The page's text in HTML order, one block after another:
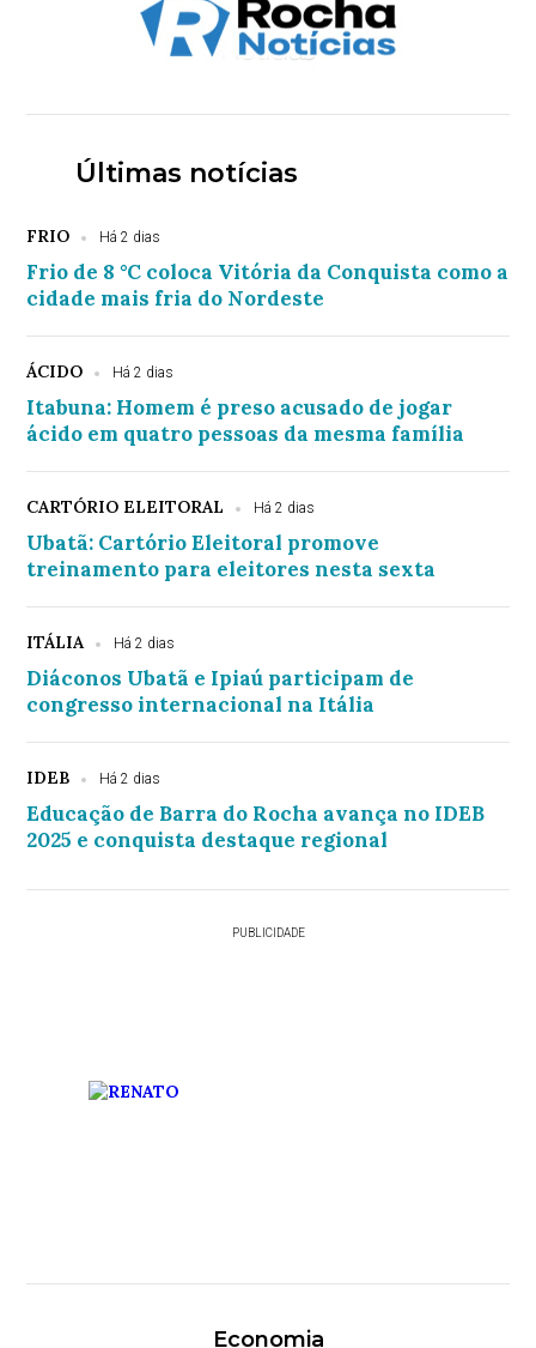
Últimas notícias
FRIO Há 2 dias
Frio de 8 °C coloca Vitória da Conquista como a
cidade mais fria do Nordeste
ÁCIDO Há 2 dias
Itabuna: Homem é preso acusado de jogar
ácido em quatro pessoas da mesma família
CARTÓRIO ELEITORAL Há 2 dias
Ubatã: Cartório Eleitoral promove
treinamento para eleitores nesta sexta
ITÁLIA Há 2 dias
Diáconos Ubatã e Ipiaú participam de
congresso internacional na Itália
IDEB Há 2 dias
Educação de Barra do Rocha avança no IDEB
2025 e conquista destaque regional
PUBLICIDADE
Economia